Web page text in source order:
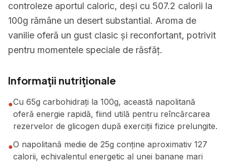
controleze aportul caloric, deși cu 507.2 calorii la
100g rămâne un desert substantial. Aroma de
vanilie oferă un gust clasic și reconfortant, potrivit
pentru momentele speciale de răsfăț.
Informații nutriționale
●Cu 65g carbohidrați la 100g, această napolitană
oferă energie rapidă, fiind utilă pentru reîncărcarea
rezervelor de glicogen după exerciții fizice prelungite.
●O napolitană medie de 25g conține aproximativ 127
calorii, echivalentul energetic al unei banane mari